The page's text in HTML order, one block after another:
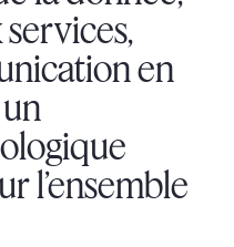
services,
en
l’ensemble